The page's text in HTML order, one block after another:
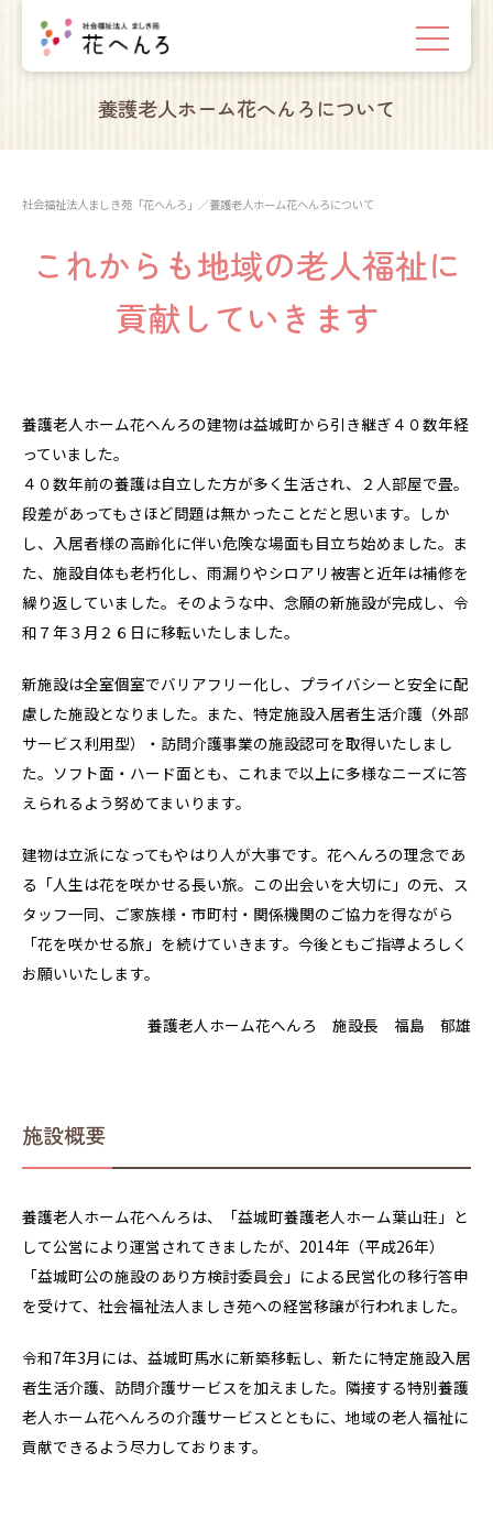
養護老人ホーム花へんろについて
社会福祉法人ましき苑「花へんろ」 ／養護老人ホーム花へんろについて
これからも地域の老人福祉に
貢献していきます
養護老人ホーム花へんろの建物は益城町から引き継ぎ４０数年経
っていました。
４０数年前の養護は自立した方が多く生活され、２人部屋で畳。
段差があってもさほど問題は無かったことだと思います。しか
し、入居者様の高齢化に伴い危険な場面も目立ち始めました。ま
た、施設自体も老朽化し、雨漏りやシロアリ被害と近年は補修を
繰り返していました。そのような中、念願の新施設が完成し、令
和７年３月２６日に移転いたしました。
新施設は全室個室でバリアフリー化し、プライバシーと安全に配
慮した施設となりました。また、特定施設入居者生活介護（外部
サービス利用型）・訪問介護事業の施設認可を取得いたしまし
た。ソフト面・ハード面とも、これまで以上に多様なニーズに答
えられるよう努めてまいります。
建物は立派になってもやはり人が大事です。花へんろの理念であ
る「人生は花を咲かせる長い旅。この出会いを大切に」の元、ス
タッフ一同、ご家族様・市町村・関係機関のご協力を得ながら
「花を咲かせる旅」を続けていきます。今後ともご指導よろしく
お願いいたします。
養護老人ホーム花へんろ 施設長 福島 郁雄
施設概要
養護老人ホーム花へんろは、「益城町養護老人ホーム葉山荘」と
して公営により運営されてきましたが、2014年（平成26年）
「益城町公の施設のあり方検討委員会」による民営化の移行答申
を受けて、社会福祉法人ましき苑への経営移譲が行われました。
令和7年3月には、益城町馬水に新築移転し、新たに特定施設入居
者生活介護、訪問介護サービスを加えました。隣接する特別養護
老人ホーム花へんろの介護サービスとともに、地域の老人福祉に
貢献できるよう尽力しております。